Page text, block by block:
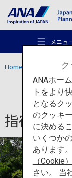
メニュ
おすすめの旅
旅のアイデア
Home 新しい物語
指宿のた
ANAホー
トをより
となるク
のクッキ
に決める
いくつか
あります
（Cookie
さい。 当